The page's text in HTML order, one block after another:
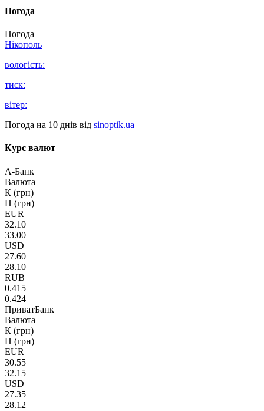
Погода
Погода
Нікополь
вологість:
тиск:
вітер:
Погода на 10 днів від sinoptik.ua
Курс валют
А-Банк
Валюта
К (грн)
П (грн)
EUR
32.10
33.00
USD
27.60
28.10
RUB
0.415
0.424
ПриватБанк
Валюта
К (грн)
П (грн)
EUR
30.55
32.15
USD
27.35
28.12